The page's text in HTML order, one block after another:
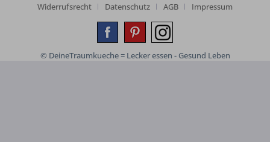
Widerrufsrecht
Datenschutz AGB Impressum
© DeineTraumkueche = Lecker essen - Gesund Leben